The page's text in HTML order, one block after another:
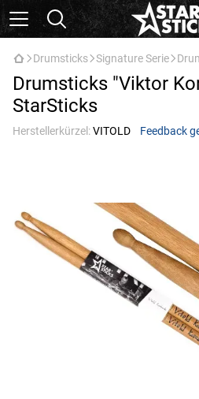
Drumsticks Signature Serie
Drumsticks "Viktor
StarSticks
Herstellerkürzel:VITOLD Feedback